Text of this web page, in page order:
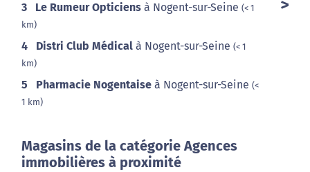
3 Le Rumeur Opticiens à Nogent-sur-Seine (< 1
km)
4 Distri Club Médical à Nogent-sur-Seine (< 1
km)
5 Pharmacie Nogentaise à Nogent-sur-Seine (<
1 km)
Magasins de la catégorie Agences
immobilières à proximité